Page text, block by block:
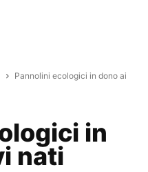
Pannolini ecologici in dono ai
in
nati